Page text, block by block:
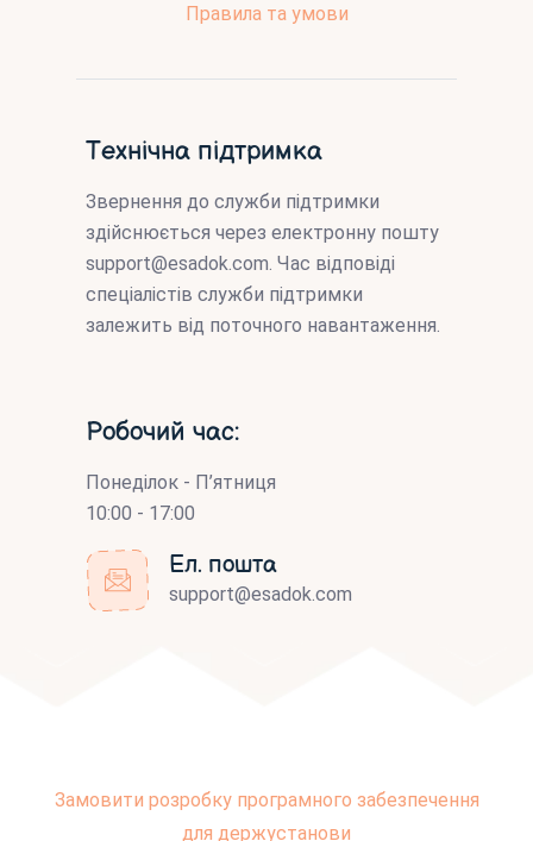
Правила та умови
Технічна підтримка
Звернення до служби підтримки
здійснюється через електронну пошту
support@esadok.com. Час відповіді
спеціалістів служби підтримки
залежить від поточного навантаження.
Робочий час:
Понеділок - П’ятниця
10:00 - 17:00
Ел. пошта
support@esadok.com
Замовити розробку програмного забезпечення
для держустанови